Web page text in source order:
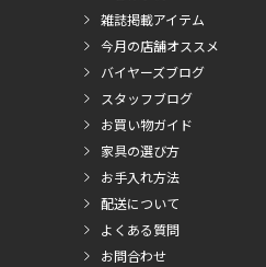
雑誌掲載アイテム
今月の店舗オススメ
バイヤーズブログ
スタッフブログ
お買い物ガイド
家具の選び方
お手入れ方法
配送について
よくある質問
お問合わせ